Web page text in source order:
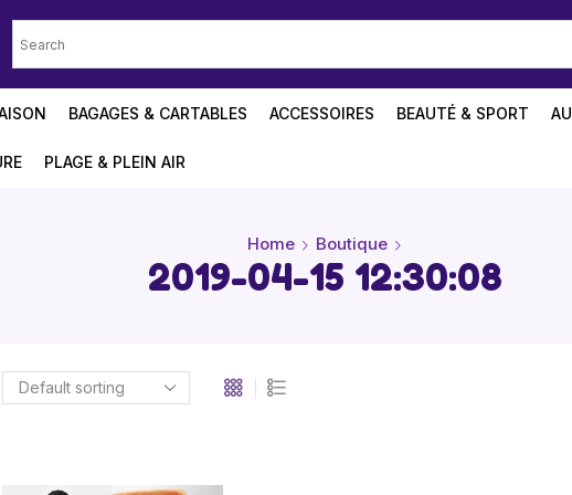
BAGAGES & CARTABLES ACCESSOIRES BEAUTÉ & SPORT
PLAGE & PLEIN AIR
Home Boutique
2019-04-15 12:30:08